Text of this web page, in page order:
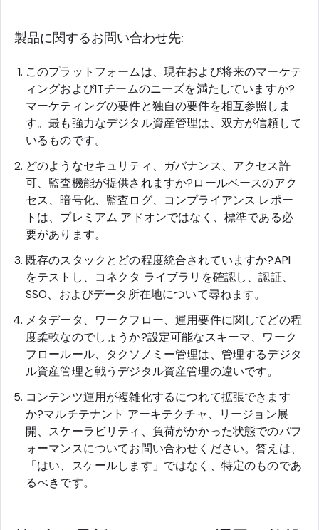
製品に関するお問い合わせ先:
このプラットフォームは、現在および将来のマーケテ
ィングおよびITチームのニーズを満たしていますか?
マーケティングの要件と独自の要件を相互参照しま
す。最も強力なデジタル資産管理は、双方が信頼して
いるものです。
どのようなセキュリティ、ガバナンス、アクセス許
可、監査機能が提供されますか?ロールベースのアク
セス、暗号化、監査ログ、コンプライアンス レポー
トは、プレミアム アドオンではなく、標準である必
要があります。
既存のスタックとどの程度統合されていますか?API
をテストし、コネクタ ライブラリを確認し、認証、
SSO、およびデータ所在地について尋ねます。
メタデータ、ワークフロー、運用要件に関してどの程
度柔軟なのでしょうか?設定可能なスキーマ、ワーク
フロールール、タクソノミー管理は、管理するデジタ
ル資産管理と戦うデジタル資産管理の違いです。
コンテンツ運用が複雑化するにつれて拡張できます
か?マルチテナント アーキテクチャ、リージョン展
開、スケーラビリティ、負荷がかかった状態でのパフ
ォーマンスについてお問い合わせください。答えは、
「はい、スケールします」ではなく、特定のものであ
るべきです。